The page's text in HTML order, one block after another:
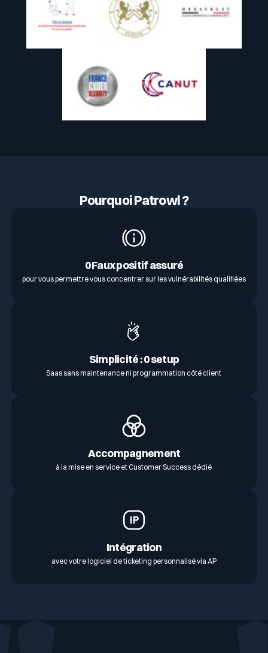
Pourquoi Patrowl ?
0 Faux positif assuré
pour vous permettre vous concentrer sur les vulnérabilités qualifiées
Simplicité : 0 setup
Saas sans maintenance ni programmation côté client
Accompagnement
à la mise en service et Customer Success dédié
Intégration
avec votre logiciel de ticketing personnalisé via AP